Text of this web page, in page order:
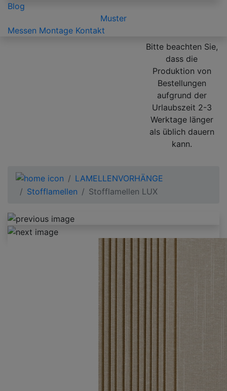
Blog
Muster
Messen Montage Kontakt
Bitte beachten Sie,
dass die
Produktion von
Bestellungen
aufgrund der
Urlaubszeit 2-3
Werktage länger
als üblich dauern
kann.
LAMELLENVORHÄNGE
Stofflamellen
Stofflamellen LUX